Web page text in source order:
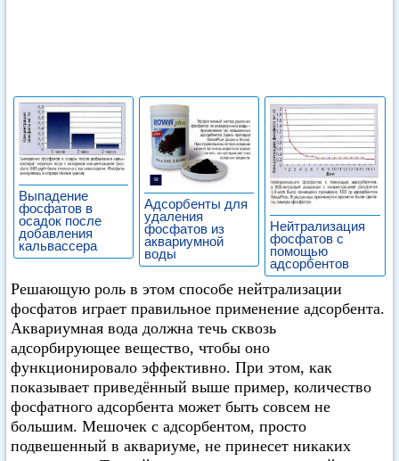
Выпадение
фосфатов в
осадок после
добавления
кальвассера
Адсорбенты для
удаления
фосфатов из
аквариумной
воды
Нейтрализация
фосфатов с
помощью
адсорбентов
Решающую роль в этом способе нейтрализации
фосфатов играет правильное применение адсорбента.
Аквариумная вода должна течь сквозь
адсорбирующее вещество, чтобы оно
функционировало эффективно. При этом, как
показывает приведённый выше пример, количество
фосфатного адсорбента может быть совсем не
большим. Мешочек с адсорбентом, просто
подвешенный в аквариуме, не принесет никаких